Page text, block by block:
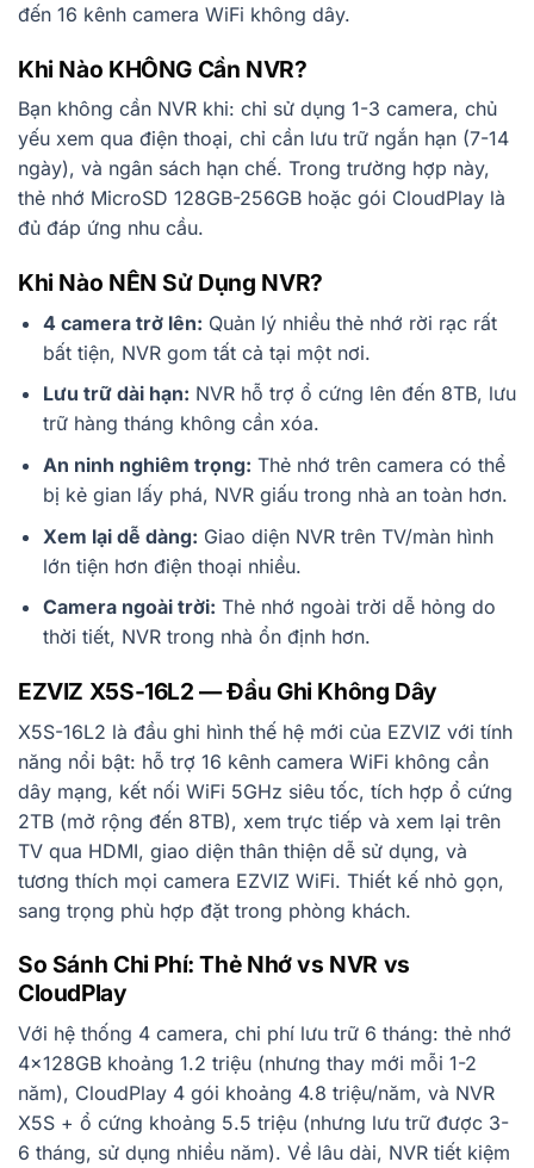
đến 16 kênh camera WiFi không dây.
Khi Nào KHÔNG Cần NVR?
Bạn không cần NVR khi: chỉ sử dụng 1-3 camera, chủ
yếu xem qua điện thoại, chỉ cần lưu trữ ngắn hạn (7-14
ngày), và ngân sách hạn chế. Trong trường hợp này,
thẻ nhớ MicroSD 128GB-256GB hoặc gói CloudPlay là
đủ đáp ứng nhu cầu.
Khi Nào NÊN Sử Dụng NVR?
4 camera trở lên: Quản lý nhiều thẻ nhớ rời rạc rất
bất tiện, NVR gom tất cả tại một nơi.
Lưu trữ dài hạn: NVR hỗ trợ ổ cứng lên đến 8TB, lưu
trữ hàng tháng không cần xóa.
An ninh nghiêm trọng: Thẻ nhớ trên camera có thể
bị kẻ gian lấy phá, NVR giấu trong nhà an toàn hơn.
Xem lại dễ dàng: Giao diện NVR trên TV/màn hình
lớn tiện hơn điện thoại nhiều.
Camera ngoài trời: Thẻ nhớ ngoài trời dễ hỏng do
thời tiết, NVR trong nhà ổn định hơn.
EZVIZ X5S-16L2 — Đầu Ghi Không Dây
X5S-16L2 là đầu ghi hình thế hệ mới của EZVIZ với tính
năng nổi bật: hỗ trợ 16 kênh camera WiFi không cần
dây mạng, kết nối WiFi 5GHz siêu tốc, tích hợp ổ cứng
2TB (mở rộng đến 8TB), xem trực tiếp và xem lại trên
TV qua HDMI, giao diện thân thiện dễ sử dụng, và
tương thích mọi camera EZVIZ WiFi. Thiết kế nhỏ gọn,
sang trọng phù hợp đặt trong phòng khách.
So Sánh Chi Phí: Thẻ Nhớ vs NVR vs
CloudPlay
Với hệ thống 4 camera, chi phí lưu trữ 6 tháng: thẻ nhớ
4×128GB khoảng 1.2 triệu (nhưng thay mới mỗi 1-2
năm), CloudPlay 4 gói khoảng 4.8 triệu/năm, và NVR
X5S + ổ cứng khoảng 5.5 triệu (nhưng lưu trữ được 3-
6 tháng, sử dụng nhiều năm). Về lâu dài, NVR tiết kiệm